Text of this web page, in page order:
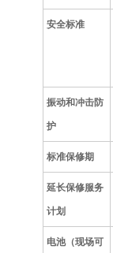
安全标准
振动和冲击防
护
标准保修期
延长保修服务
计划
电池（现场可